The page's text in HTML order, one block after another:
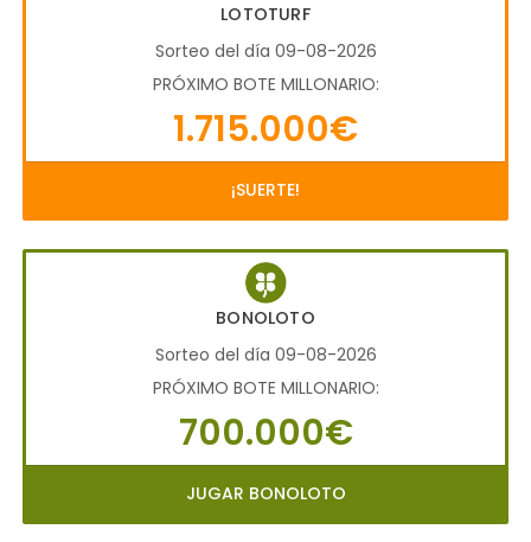
LOTOTURF
Sorteo del día 09-08-2026
PRÓXIMO BOTE MILLONARIO:
1.715.000€
¡SUERTE!
BONOLOTO
Sorteo del día 09-08-2026
PRÓXIMO BOTE MILLONARIO:
700.000€
JUGAR BONOLOTO